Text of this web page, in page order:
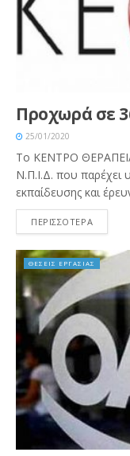
Προχωρά σε
25/01/2020
Tο ΚΕΝΤΡΟ
Ν.Π.Ι.Δ. που παρέχει
εκπαίδευσης και
ΠΕΡΙΣΣΟΤΕΡΑ
ΘΕΣΕΙΣ ΕΡΓΑΣΙΑΣ